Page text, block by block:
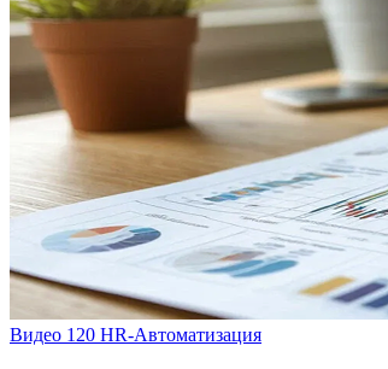
Видео 120 HR-Автоматизация